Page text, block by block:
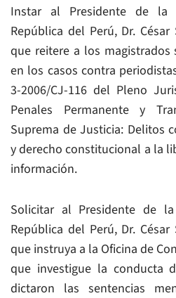
Instar al Presidente de la
República del Perú, Dr.
que reitere a los
en los casos contra
3-2006/CJ-116 del Pleno
Penales Permanente y
Suprema de Justicia: Delitos
y derecho constitucional a la
información.
Solicitar al Presidente de
República del Perú, Dr.
que instruya a la Oficina de
que investigue la conducta
dictaron las sentencias